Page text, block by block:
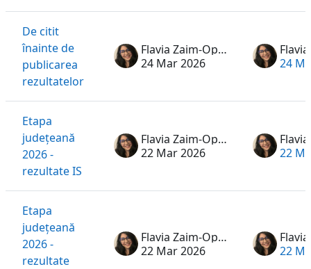
De citit
înainte de
publicarea
rezultatelor
Flavia Zaim-Oprea
24 Mar 2026
24
Etapa
județeană
2026 -
rezultate IS
Flavia Zaim-Oprea
22 Mar 2026
22
Etapa
județeană
2026 -
rezultate
Flavia Zaim-Oprea
22 Mar 2026
22